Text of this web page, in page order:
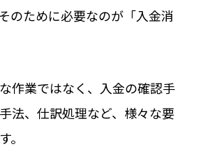
のために必要なのが「入金消
作業ではなく、入金の確認手
法、仕訳処理など、様々な要
。